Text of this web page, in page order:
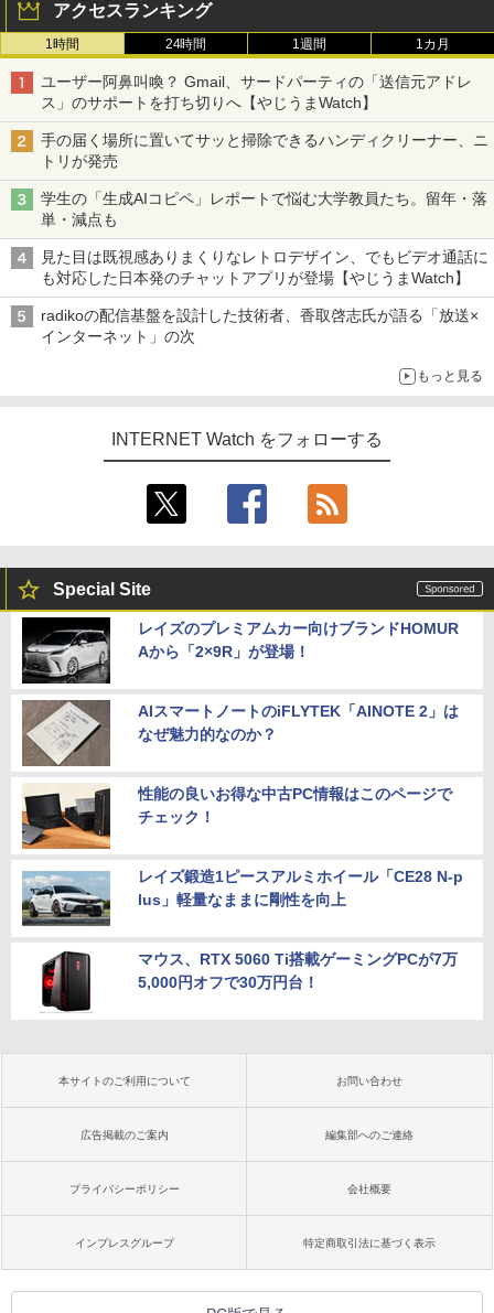
アクセスランキング
1時間 24時間 1週間 1カ月
ユーザー阿鼻叫喚？ Gmail、サードパーティの「送信元アドレ
ス」のサポートを打ち切りへ【やじうまWatch】
手の届く場所に置いてサッと掃除できるハンディクリーナー、ニ
トリが発売
学生の「生成AIコピペ」レポートで悩む大学教員たち。留年・落
単・減点も
見た目は既視感ありまくりなレトロデザイン、でもビデオ通話に
も対応した日本発のチャットアプリが登場【やじうまWatch】
radikoの配信基盤を設計した技術者、香取啓志氏が語る「放送×
インターネット」の次
もっと見る
INTERNET Watch をフォローする
Special Site
レイズのプレミアムカー向けブランドHOMUR
Aから「2×9R」が登場！
AIスマートノートのiFLYTEK「AINOTE 2」は
なぜ魅力的なのか？
性能の良いお得な中古PC情報はこのページで
チェック！
レイズ鍛造1ピースアルミホイール「CE28 N-p
lus」軽量なままに剛性を向上
マウス、RTX 5060 Ti搭載ゲーミングPCが7万
5,000円オフで30万円台！
本サイトのご利用について お問い合わせ
広告掲載のご案内 編集部へのご連絡
プライバシーポリシー 会社概要
インプレスグループ 特定商取引法に基づく表示